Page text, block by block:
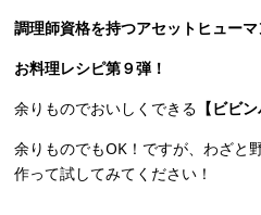
調理師資格を持つアセットヒュー
お料理レシピ第９弾！
余りものでおいしくできる 【ビビン
余りものでもOK！ですが、わざと
作って試してみてください！